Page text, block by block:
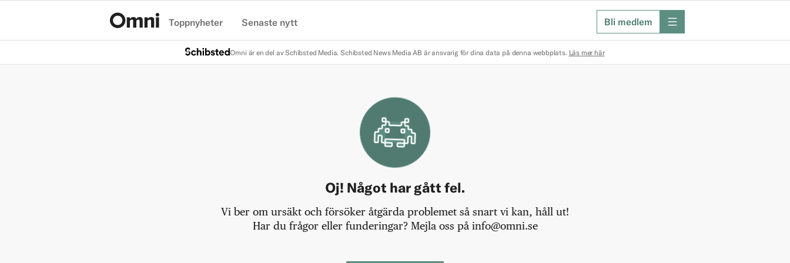
Toppnyheter Senaste nytt Bli medlem meny
Omni är en del av Schibsted Media. Schibsted News Media AB är ansvarig för dina data på denna webbplats. Läs mer här
Oj! Något har gått fel.
Vi ber om ursäkt och försöker åtgärda problemet så snart vi kan, håll ut!
Har du frågor eller funderingar? Mejla oss på info@omni.se